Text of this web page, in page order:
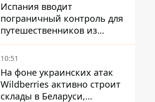
Испания вводит
пограничный контроль для
путешественников из
Италии из-за
миграционного конфликта
10:51
На фоне украинских атак
Wildberries активно строит
склады в Беларуси,